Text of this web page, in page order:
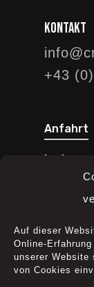
Auf dieser
Online-
unserer
von Cookies
Kontakt
+43
Anfahrt
Instagram